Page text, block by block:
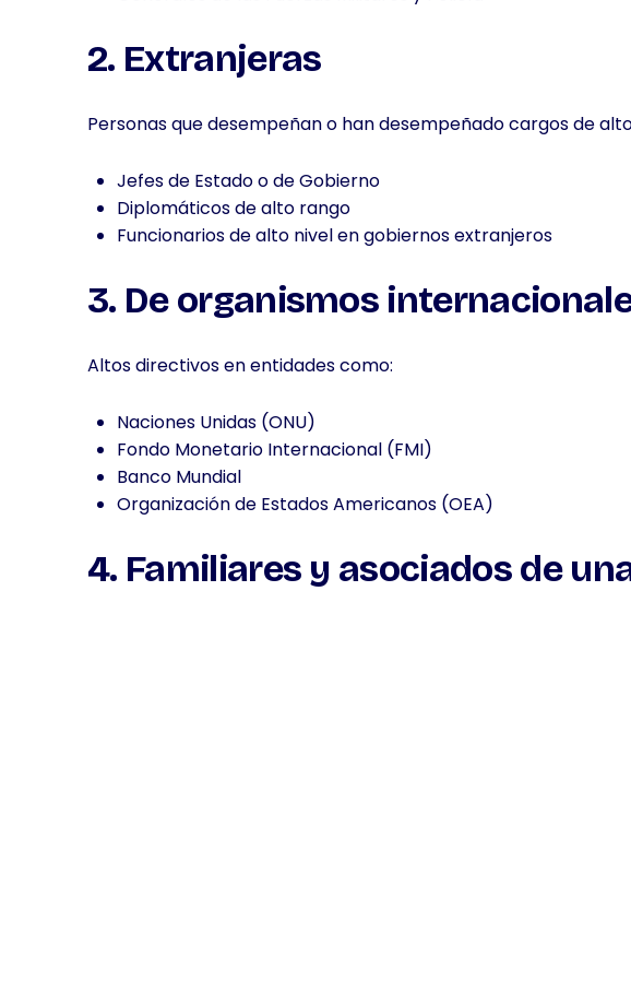
2. Extranjeras
Personas que desempeñan o han desempeñado cargos de
Jefes de Estado o de Gobierno
Diplomáticos de alto rango
Funcionarios de alto nivel en gobiernos extranjeros
3. De organismos
Altos directivos en entidades como:
Naciones Unidas (ONU)
Fondo Monetario Internacional (FMI)
Banco Mundial
Organización de Estados Americanos (OEA)
4. Familiares y asociados de